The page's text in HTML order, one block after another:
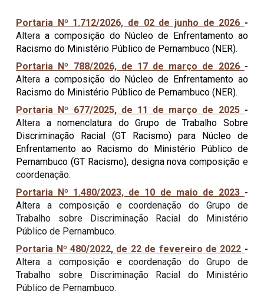
Portaria Nº 1.712/2026, de 02 de junho de 2026 -
Alteraa composição do Núcleo de Enfrentamento ao
Racismo do Ministério Público de Pernambuco (NER).
Portaria Nº 788/2026, de 17 de março de 2026 -
Alteraa composição doNúcleo de Enfrentamento ao
Racismo do Ministério Público de Pernambuco (NER).
Portaria Nº 677/2025, de 11 de março de 2025 -
Altera a nomenclatura do Grupo de Trabalho Sobre
Discriminação Racial (GT Racismo) para Núcleo de
Enfrentamento ao Racismo do Ministério Público de
Pernambuco (GT Racismo), designa nova composição e
coordenação.
Portaria Nº 1.480/2023, de 10 de maio de 2023 -
Altera a composição e coordenação do Grupo de
Trabalho sobre Discriminação Racial do Ministério
Público de Pernambuco.
Portaria Nº 480/2022, de 22 de fevereiro de 2022 -
Altera a composição e coordenação do Grupo de
Trabalho sobre Discriminação Racial do Ministério
Público de Pernambuco.